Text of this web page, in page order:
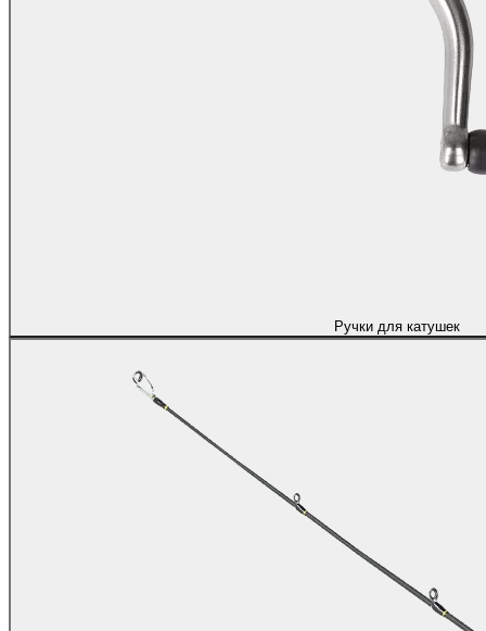
Ручки для катушек